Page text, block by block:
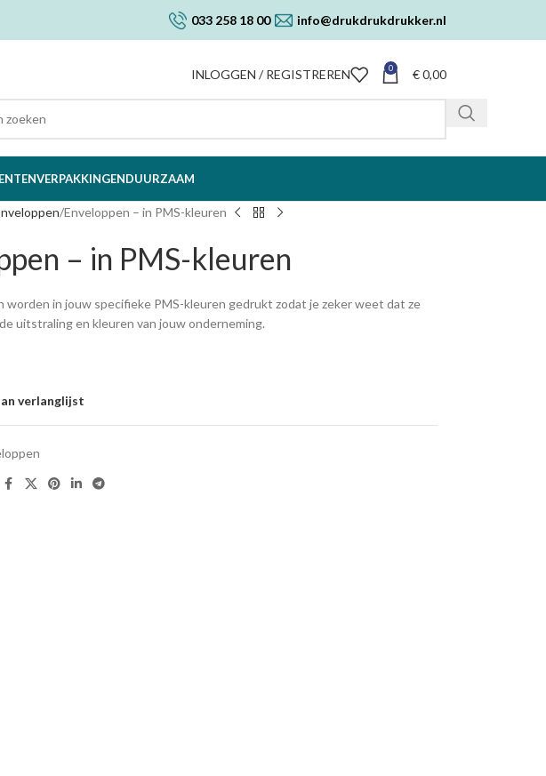
033 258 18 00 info@drukdrukdrukker.nl
INLOGGEN / REGISTREREN 0 €0,00
VERPAKKINGENDUURZAAM
Enveloppen – in PMS-kleuren
– in PMS-kleuren
worden in jouw specifieke PMS-kleuren gedrukt zodat je zeker weet dat ze
uitstraling en kleuren van jouw onderneming.
verlanglijst